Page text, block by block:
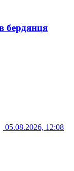
бердянця
05.08.2026, 12:08